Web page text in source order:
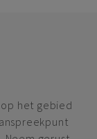
het gebied